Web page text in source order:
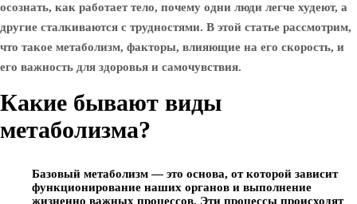
осознать, как работает тело, почему одни люди легче худеют, а
другие сталкиваются с трудностями. В этой статье рассмотрим,
что такое метаболизм, факторы, влияющие на его скорость, и
его важность для здоровья и самочувствия.
Какие бывают виды
метаболизма?
Базовый метаболизм— это основа, от которой зависит
функционирование наших органов и выполнение
жизненно важных процессов. Эти процессы происходят